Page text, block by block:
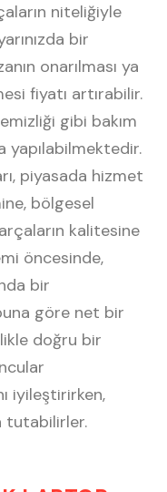
niteliğiyle
bir
onarılması ya
fiyatı artırabilir.
gibi bakım
yapılabilmektedir.
piyasada hizmet
bölgesel
kalitesine
öncesinde,
bir
göre net bir
doğru bir
iyileştirirken,
tutabilirler.